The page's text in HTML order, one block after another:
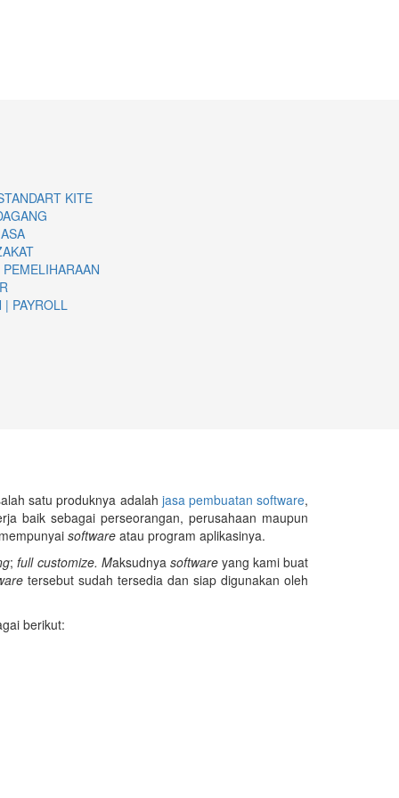
KITE
| PAYROLL
satu produknya adalah jasa pembuatan software,
baik sebagai perseorangan, perusahaan maupun
software atau program aplikasinya.
;full customize. Maksudnya softwareyang kami buat
tersebut sudah tersedia dan siap digunakan oleh
berikut: